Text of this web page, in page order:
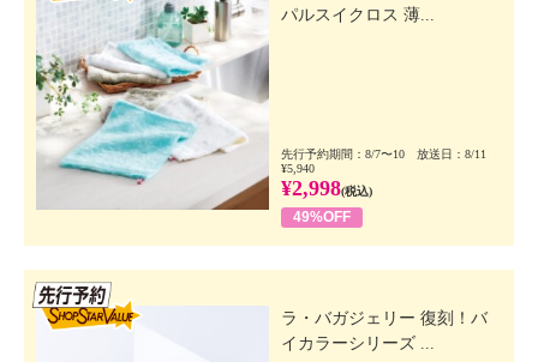
パルスイクロス 薄...
先行予約期間：8/7〜10 放送日：8/11
¥5,940
¥2,998(税込)
49%OFF
ラ・バガジェリー 復刻！バ
イカラーシリーズ ...